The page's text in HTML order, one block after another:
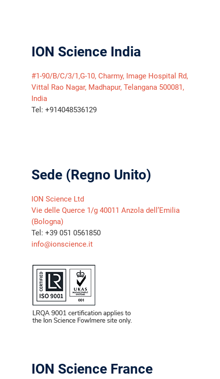
ION Science India
#1-90/B/C/3/1,G-10, Charmy, Image Hospital Rd,
Vittal Rao Nagar, Madhapur, Telangana 500081,
India
Tel: +914048536129
Sede (Regno Unito)
ION Science Ltd
Vie delle Querce 1/g 40011 Anzola dell’Emilia
(Bologna)
Tel: +39 051 0561850
info@ionscience.it
ION Science France